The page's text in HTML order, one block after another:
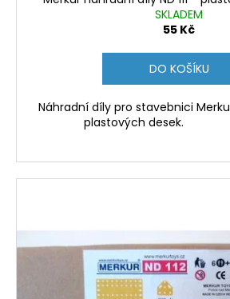
SKLADEM
55 Kč
DO KOŠÍKU
Náhradní díly pro stavebnici
plastových